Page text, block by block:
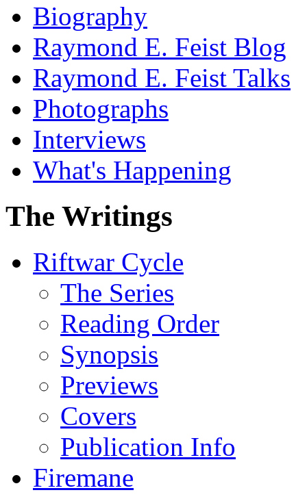
Biography
Raymond E. Feist Blog
Raymond E. Feist Talks
Photographs
Interviews
What's Happening
The Writings
Riftwar Cycle
The Series
Reading Order
Synopsis
Previews
Covers
Publication Info
Firemane